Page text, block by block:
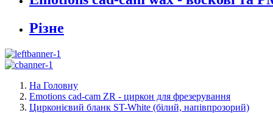
Різне
На Головну
Emotions cad-cam ZR - циркон для фрезерування
Цирконієвий бланк ST-White (білий, напівпрозорий)